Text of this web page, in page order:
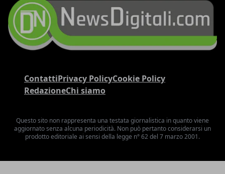
ContattiPrivacy PolicyCookie Policy
RedazioneChi siamo
Questo sito non rappresenta una testata giornalistica in quanto viene
aggiornato senza alcuna periodicità. Non può pertanto considerarsi un
prodotto editoriale ai sensi della legge n° 62 del 7 marzo 2001.